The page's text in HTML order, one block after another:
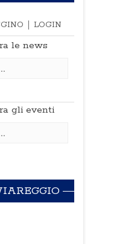
LOGIN
le news
gli eventi